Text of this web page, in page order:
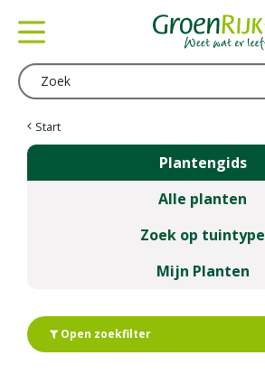
Start
Plantengids
Alle planten
Zoek op tuintype
Mijn Planten
Open zoekfilter